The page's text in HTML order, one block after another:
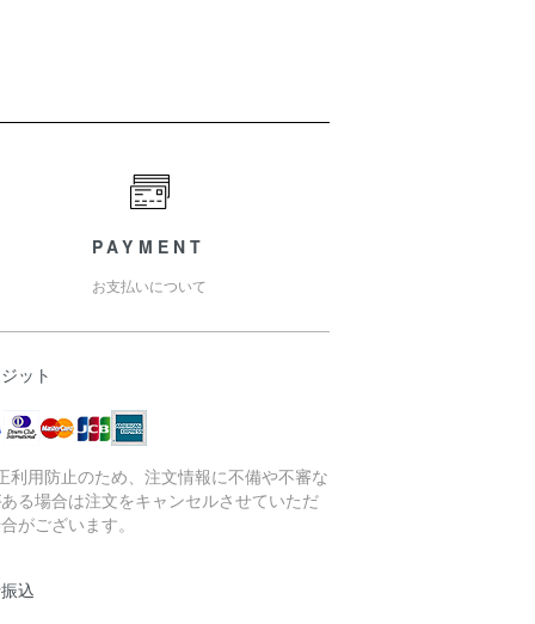
PAYMENT
お支払いについて
ット
利用防止のため、注文情報に不備や不審な
る場合は注文をキャンセルさせていただ
がございます。
込